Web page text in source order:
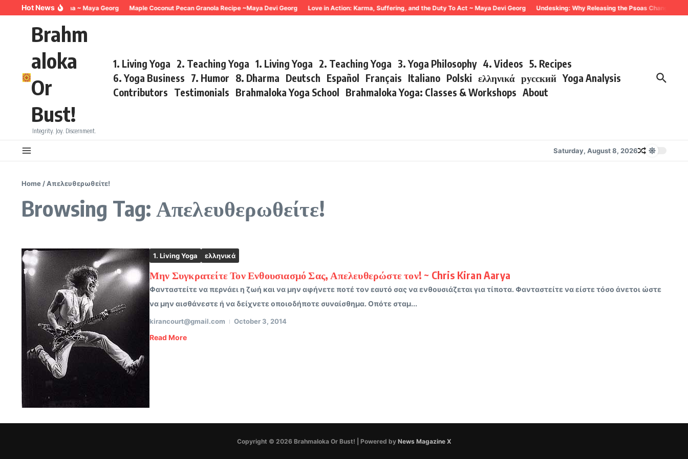
Skip to content
Hot News
Breathing for Trauma ~ Maya Georg Maple Coconut Pecan Granola Recipe ~Maya Devi Georg Love in Action: Karma, Suffering, and the Duty To Act ~ Maya Devi Georg Undesking: Why Releasing the Psoas Changes
Brahm
aloka
Or
Bust!
Integrity. Joy. Discernment.
1. Living Yoga 2. Teaching Yoga 1. Living Yoga 2. Teaching Yoga 3. Yoga Philosophy 4. Videos 5. Recipes
6. Yoga Business 7. Humor 8. Dharma Deutsch Español Français Italiano Polski ελληνικά русский Yoga Analysis
Contributors Testimonials Brahmaloka Yoga School Brahmaloka Yoga: Classes & Workshops About
Saturday, August 8, 2026
Home /Απελευθερωθείτε!
Browsing Tag: Απελευθερωθείτε!
1. Living Yoga ελληνικά
Μην Συγκρατείτε Τον Ενθουσιασμό Σας, Απελευθερώστε τον! ~ Chris Kiran Aarya
Φανταστείτε να περνάει η ζωή και να μην αφήνετε ποτέ τον εαυτό σας να ενθουσιάζεται για τίποτα. Φανταστείτε να είστε τόσο άνετοι ώστε
να μην αισθάνεστε ή να δείχνετε οποιοδήποτε συναίσθημα. Οπότε σταμ...
kirancourt@gmail.com October 3, 2014
Read More
Copyright © 2026 Brahmaloka Or Bust! | Powered by News Magazine X